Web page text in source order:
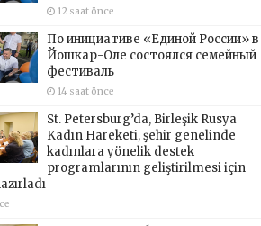
12 saat önce
По инициативе «Единой России» в
Йошкар-Оле состоялся семейный
фестиваль
14 saat önce
St. Petersburg’da, Birleşik Rusya
Kadın Hareketi, şehir genelinde
kadınlara yönelik destek
programlarının geliştirilmesi için